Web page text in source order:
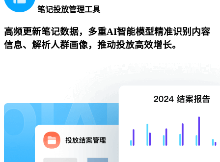
笔记投放管理工具
高频更新笔记数据，多重AI智能模型精准识别内容
信息、解析人群画像，推动投放高效增长。